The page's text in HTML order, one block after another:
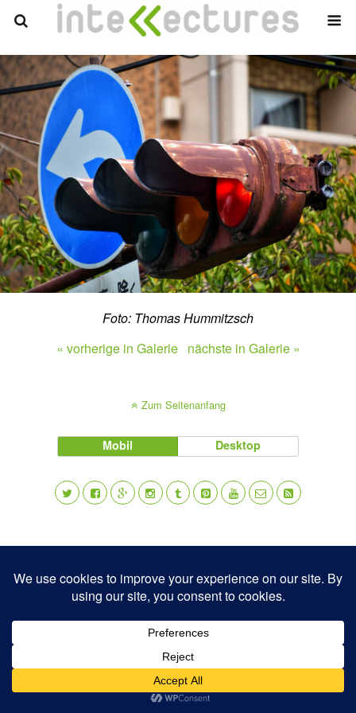
Foto: Thomas Hummitzsch
« vorherige in Galerie nächste in Galerie »
Zum Seitenanfang
Mobil Desktop